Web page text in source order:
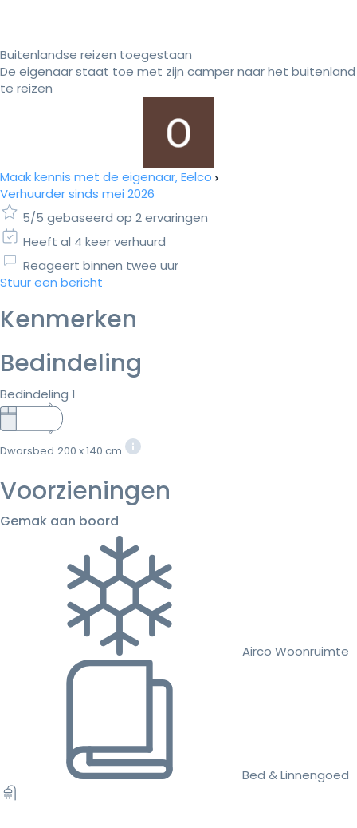
Buitenlandse reizen toegestaan
De eigenaar staat toe met zijn camper naar het buitenland
te reizen
Maak kennis met de eigenaar, Eelco
Verhuurder sinds mei 2026
5/5 gebaseerd op 2 ervaringen
Heeft al 4 keer verhuurd
Reageert binnen twee uur
Stuur een bericht
Kenmerken
Bedindeling
Bedindeling 1
Dwarsbed 200 x 140 cm
Voorzieningen
Gemak aan boord
Airco Woonruimte
Bed & Linnengoed